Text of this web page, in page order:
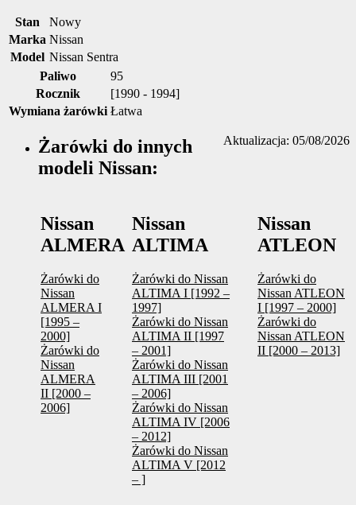
Stan
Nowy
Marka Nissan
Model Nissan Sentra
Paliwo
95
Rocznik
[1990 - 1994]
Wymiana żarówki Łatwa
Aktualizacja: 05/08/2026
Żarówki do innych
modeli Nissan:
Nissan
ALMERA
Żarówki do
Nissan
ALMERA I
[1995 –
2000]
Żarówki do
Nissan
ALMERA
II [2000 –
2006]
Nissan
ALTIMA
Żarówki do Nissan
ALTIMA I [1992 –
1997]
Żarówki do Nissan
ALTIMA II [1997
– 2001]
Żarówki do Nissan
ALTIMA III [2001
– 2006]
Żarówki do Nissan
ALTIMA IV [2006
– 2012]
Żarówki do Nissan
ALTIMA V [2012
– ]
Nissan
ATLEON
Żarówki do
Nissan ATLEON
I [1997 – 2000]
Żarówki do
Nissan ATLEON
II [2000 – 2013]